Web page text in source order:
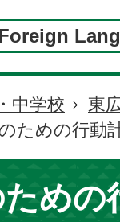
中学校
東
ための行動
めの